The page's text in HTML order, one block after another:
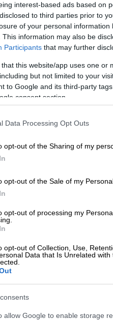
interest-based ads based on
to third parties prior to
of your personal information
This information may also be
Participants that may further
that this website/app uses one
but not limited to your
to Google and its third-party
consent section.
Data Processing Opt Outs
opt-out of the Sharing of my
opt-out of the Sale of my
opt-out of processing my
opt-out of Collection, Use,
Data that Is Unrelated
allow Google to enable storage
σήμερα τηΡαφαέλα
την ανεξάντλητη
αντιμετώπιζε, η
ζωής σε κάθε
18χρονο σε